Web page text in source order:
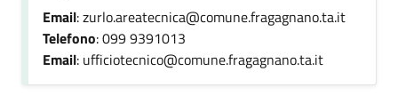
Email: zurlo.areatecnica@comune.fragagnano.ta.it
Telefono: 099 9391013
Email: ufficiotecnico@comune.fragagnano.ta.it